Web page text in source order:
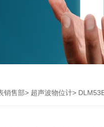
销售部> 超声波物位计>